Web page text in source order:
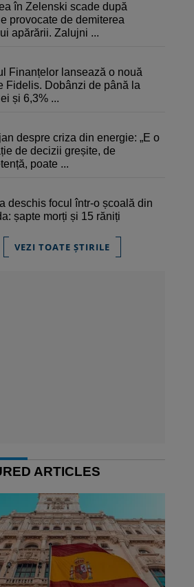
în Zelenski scade după
provocate de demiterea
apărării. Zalujni ...
Finanțelor lansează o nouă
Fidelis. Dobânzi de până la
și 6,3% ...
despre criza din energie: „E o
de decizii greșite, de
poate ...
deschis focul într-o școală din
șapte morți și 15 răniți
VEZI TOATE ȘTIRILE
ARTICLES